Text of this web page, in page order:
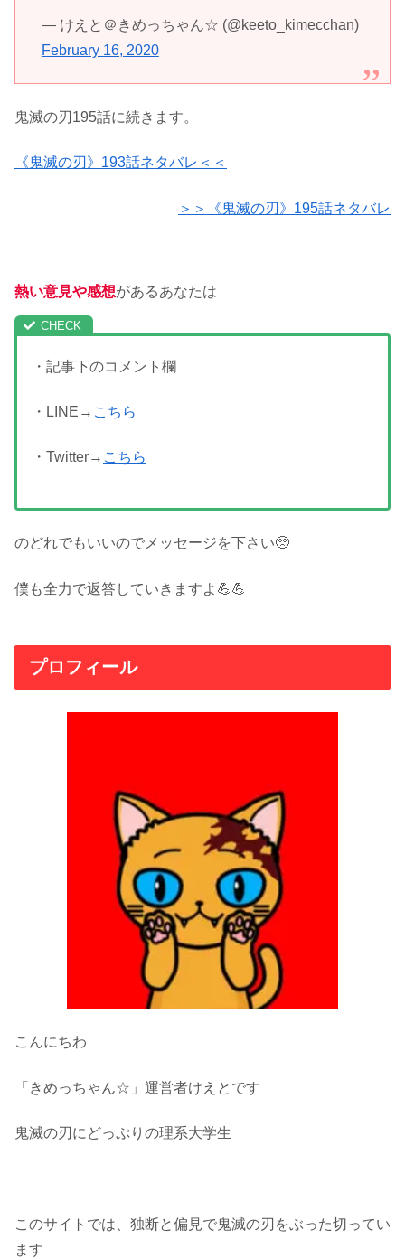
— けえと＠きめっちゃん☆ (@keeto_kimecchan)
February 16, 2020
鬼滅の刃195話に続きます。
《鬼滅の刃》193話ネタバレ＜＜
＞＞《鬼滅の刃》195話ネタバレ
熱い意見や感想があるあなたは
・記事下のコメント欄
・LINE→ こちら
・Twitter→ こちら
のどれでもいいのでメッセージを下さい🥺
僕も全力で返答していきますよ💪💪
プロフィール
こんにちわ
「きめっちゃん☆」運営者けえとです
鬼滅の刃にどっぷりの理系大学生
このサイトでは、独断と偏見で鬼滅の刃をぶった切ってい
ます